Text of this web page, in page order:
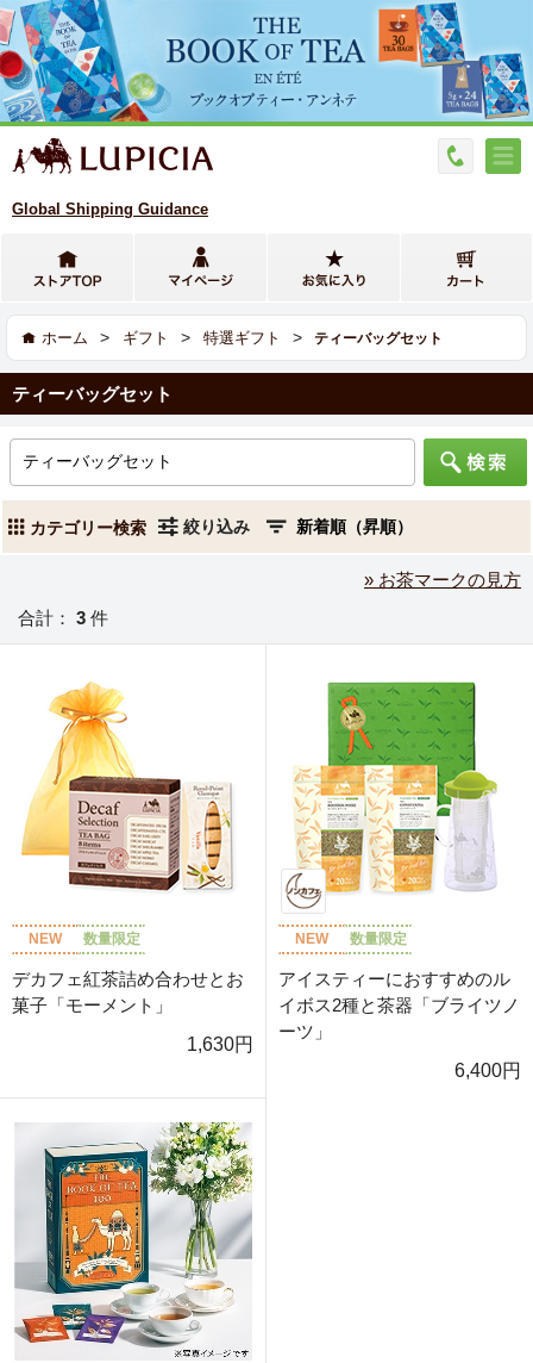
Global Shipping Guidance
ホーム > ギフト > 特選ギフト > ティーバッグセット
ティーバッグセット
カテゴリー検索 絞り込み
» お茶マークの見方
合計： 3 件
NEW 数量限定
デカフェ紅茶詰め合わせとお
菓子「モーメント」
1,630円
NEW 数量限定
アイスティーにおすすめのル
イボス2種と茶器「ブライツノ
ーツ」
6,400円